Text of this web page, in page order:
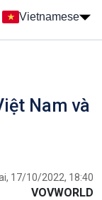
Vietnamese
Nam và
17/10/2022, 18:40
VOVWORLD